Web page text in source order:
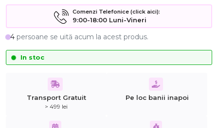
Comenzi Telefonice (click aici):
9:00-18:00 Luni-Vineri
4 persoane se uită acum la acest produs.
In stoc
Transport Gratuit
> 499 lei
Pe loc banii inapoi